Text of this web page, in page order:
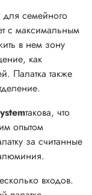
на
дуга каркаса
и задняя
см; В - 185/215
- 280 см; В -
для семейного
с максимальным
в нем зону
как
Палатка также
такова, что
опытом
за считанные
входов.